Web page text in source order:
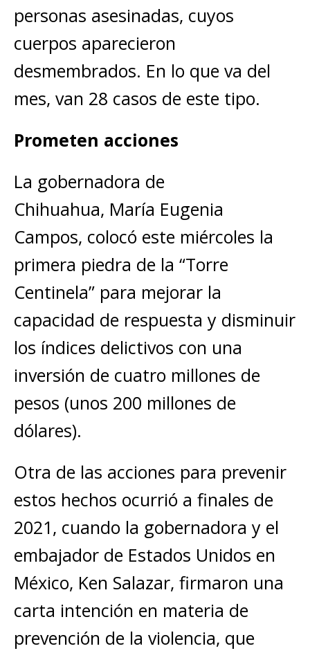
personas asesinadas, cuyos
cuerpos aparecieron
desmembrados. En lo que va del
mes, van 28 casos de este tipo.
Prometen acciones
La gobernadora de
Chihuahua, María Eugenia
Campos, colocó este miércoles la
primera piedra de la “Torre
Centinela” para mejorar la
capacidad de respuesta y disminuir
los índices delictivos con una
inversión de cuatro millones de
pesos (unos 200 millones de
dólares).
Otra de las acciones para prevenir
estos hechos ocurrió a finales de
2021, cuando la gobernadora y el
embajador de Estados Unidos en
México, Ken Salazar, firmaron una
carta intención en materia de
prevención de la violencia, que